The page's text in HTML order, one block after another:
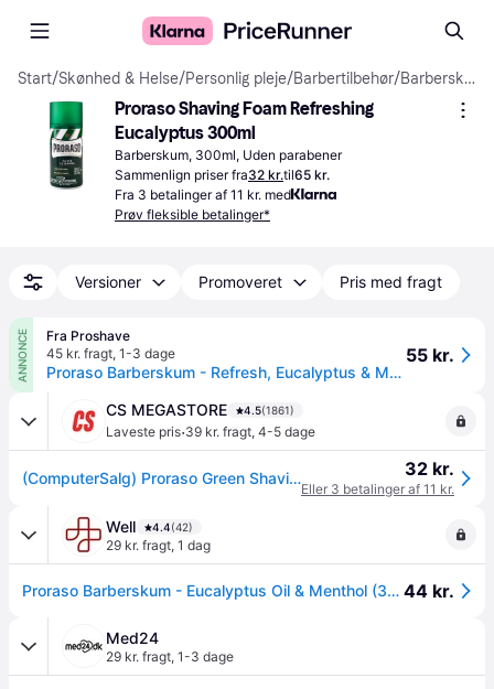
Start/Skønhed & Helse/Personlig pleje/Barbertilbehør/ Barberskum & Barbergel
Proraso Shaving Foam Refreshing
Eucalyptus 300ml
Barberskum, 300ml, Uden parabener
Sammenlign priser fra32 kr.til65 kr.
Fra 3 betalinger af 11 kr. med
Prøv fleksible betalinger*
Versioner Promoveret Pris med fragt
ANNONCE
Fra Proshave
45 kr. fragt, 1-3 dage
Proraso Barberskum - Refresh, Eucalyptus & Menthol, 300 ml..
55 kr.
CS MEGASTORE 4.5(1861)
Laveste pris·39 kr. fragt, 4-5 dage
(ComputerSalg) Proraso Green Shaving Foam 300 Ml Refreshing Shaving Foam With Eucalyptus 32 kr.
Eller 3 betalinger af 11 kr.
Well 4.4(42)
29 kr. fragt, 1 dag
Proraso Barberskum - Eucalyptus Oil & Menthol (300 ml) 44 kr.
Med24
29 kr. fragt, 1-3 dage